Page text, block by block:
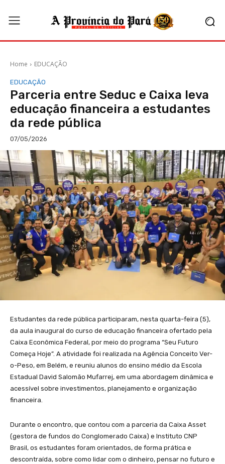
Home EDUCAÇÃO
EDUCAÇÃO
Parceria entre Seduc e Caixa leva
educação financeira a estudantes
da rede pública
07/05/2026
Estudantes da rede pública participaram, nesta quarta-feira (5),
da aula inaugural do curso de educação financeira ofertado pela
Caixa Econômica Federal, por meio do programa “Seu Futuro
Começa Hoje”. A atividade foi realizada na Agência Conceito Ver-
o-Peso, em Belém, e reuniu alunos do ensino médio da Escola
Estadual David Salomão Mufarrej, em uma abordagem dinâmica e
acessível sobre investimentos, planejamento e organização
financeira.
Durante o encontro, que contou com a parceria da Caixa Asset
(gestora de fundos do Conglomerado Caixa) e Instituto CNP
Brasil, os estudantes foram orientados, de forma prática e
descontraída, sobre como lidar com o dinheiro, pensar no futuro e